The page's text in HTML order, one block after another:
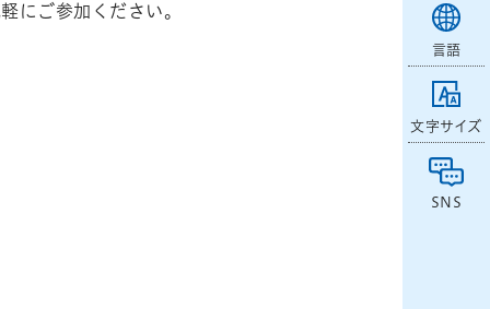
言語
文字サイズ
SNS
にご参加ください。